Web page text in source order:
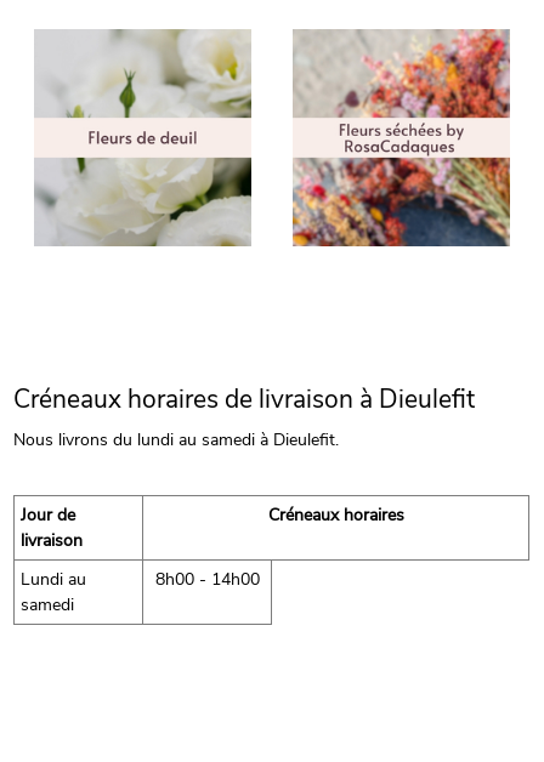
Créneaux horaires de livraison à Dieulefit
Nous livrons du lundi au samedi à Dieulefit.
Jour de
livraison
Créneaux horaires
Lundi au
samedi
8h00 - 14h00